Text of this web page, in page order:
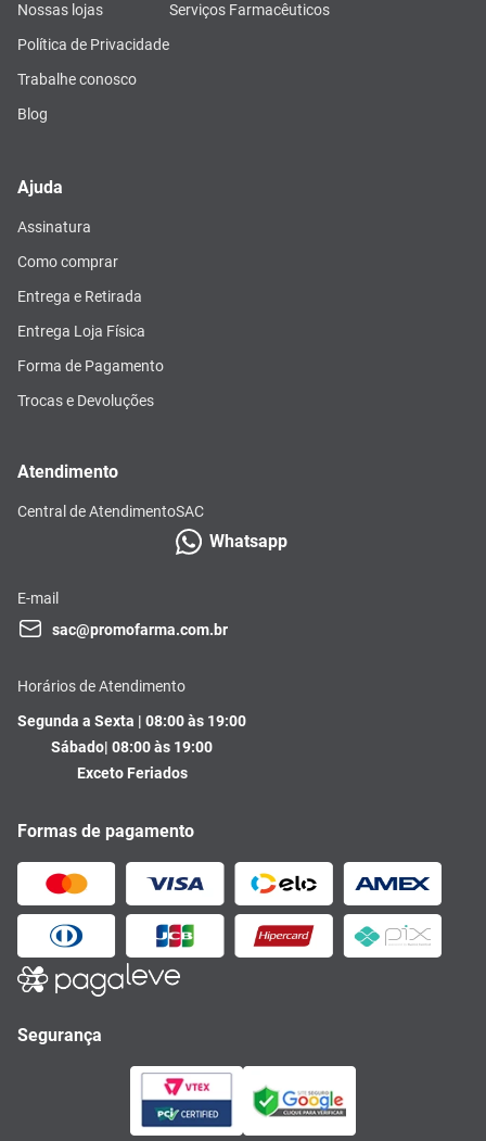
Nossas lojas
Política de Privacidade
Trabalhe conosco
Blog
Serviços Farmacêuticos
Ajuda
Assinatura
Como comprar
Entrega e Retirada
Entrega Loja Física
Forma de Pagamento
Trocas e Devoluções
Atendimento
Central de AtendimentoSAC
Whatsapp
E-mail
sac@promofarma.com.br
Horários de Atendimento
Segunda a Sexta | 08:00 às 19:00
Sábado| 08:00 às 19:00
Exceto Feriados
Formas de pagamento
Segurança